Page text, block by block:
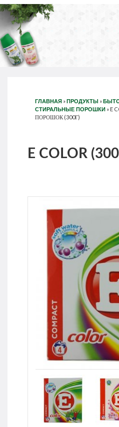
ГЛАВНАЯ » ПРОДУКТЫ »
СТИРАЛЬНЫЕ ПОРОШКИ » E
ПОРОШОК (300Г)
E COLOR